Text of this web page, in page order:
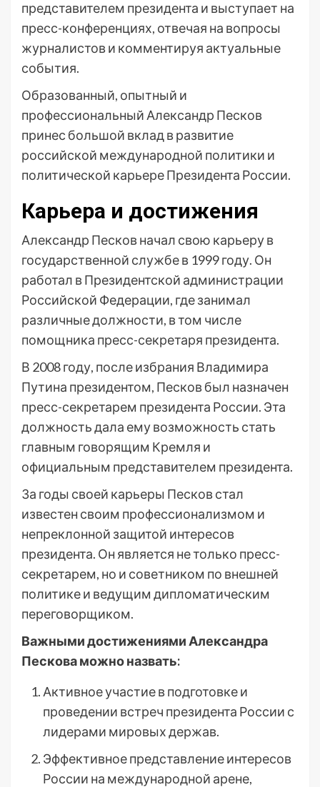
представителем президента и выступает на
пресс-конференциях, отвечая на вопросы
журналистов и комментируя актуальные
события.
Образованный, опытный и
профессиональный Александр Песков
принес большой вклад в развитие
российской международной политики и
политической карьере Президента России.
Карьера и достижения
Александр Песков начал свою карьеру в
государственной службе в 1999 году. Он
работал в Президентской администрации
Российской Федерации, где занимал
различные должности, в том числе
помощника пресс-секретаря президента.
В 2008 году, после избрания Владимира
Путина президентом, Песков был назначен
пресс-секретарем президента России. Эта
должность дала ему возможность стать
главным говорящим Кремля и
официальным представителем президента.
За годы своей карьеры Песков стал
известен своим профессионализмом и
непреклонной защитой интересов
президента. Он является не только пресс-
секретарем, но и советником по внешней
политике и ведущим дипломатическим
переговорщиком.
Важными достижениями Александра
Пескова можно назвать:
Активное участие в подготовке и
проведении встреч президента России с
лидерами мировых держав.
Эффективное представление интересов
России на международной арене,